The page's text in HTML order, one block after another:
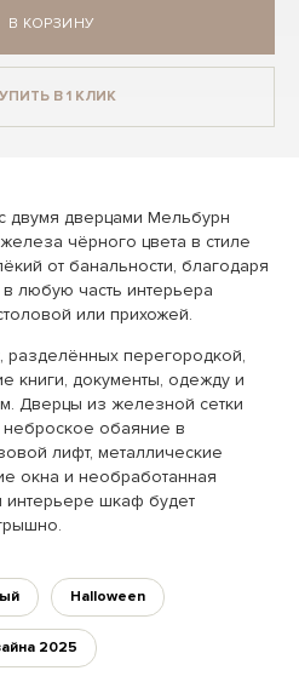
В КОРЗИНУ
В 1 КЛИК
двумя дверцами Мельбурн
чёрного цвета в стиле
от банальности, благодаря
любую часть интерьера
или прихожей.
разделённых перегородкой,
книги, документы, одежду и
Дверцы из железной сетки
обаяние в
лифт, металлические
окна и необработанная
интерьере шкаф будет
Halloween
2025